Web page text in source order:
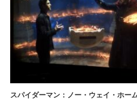
スパイダーマン：ノー・ウェイ・ホー